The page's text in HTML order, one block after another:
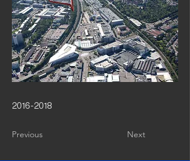
2016-2018
Previous Next